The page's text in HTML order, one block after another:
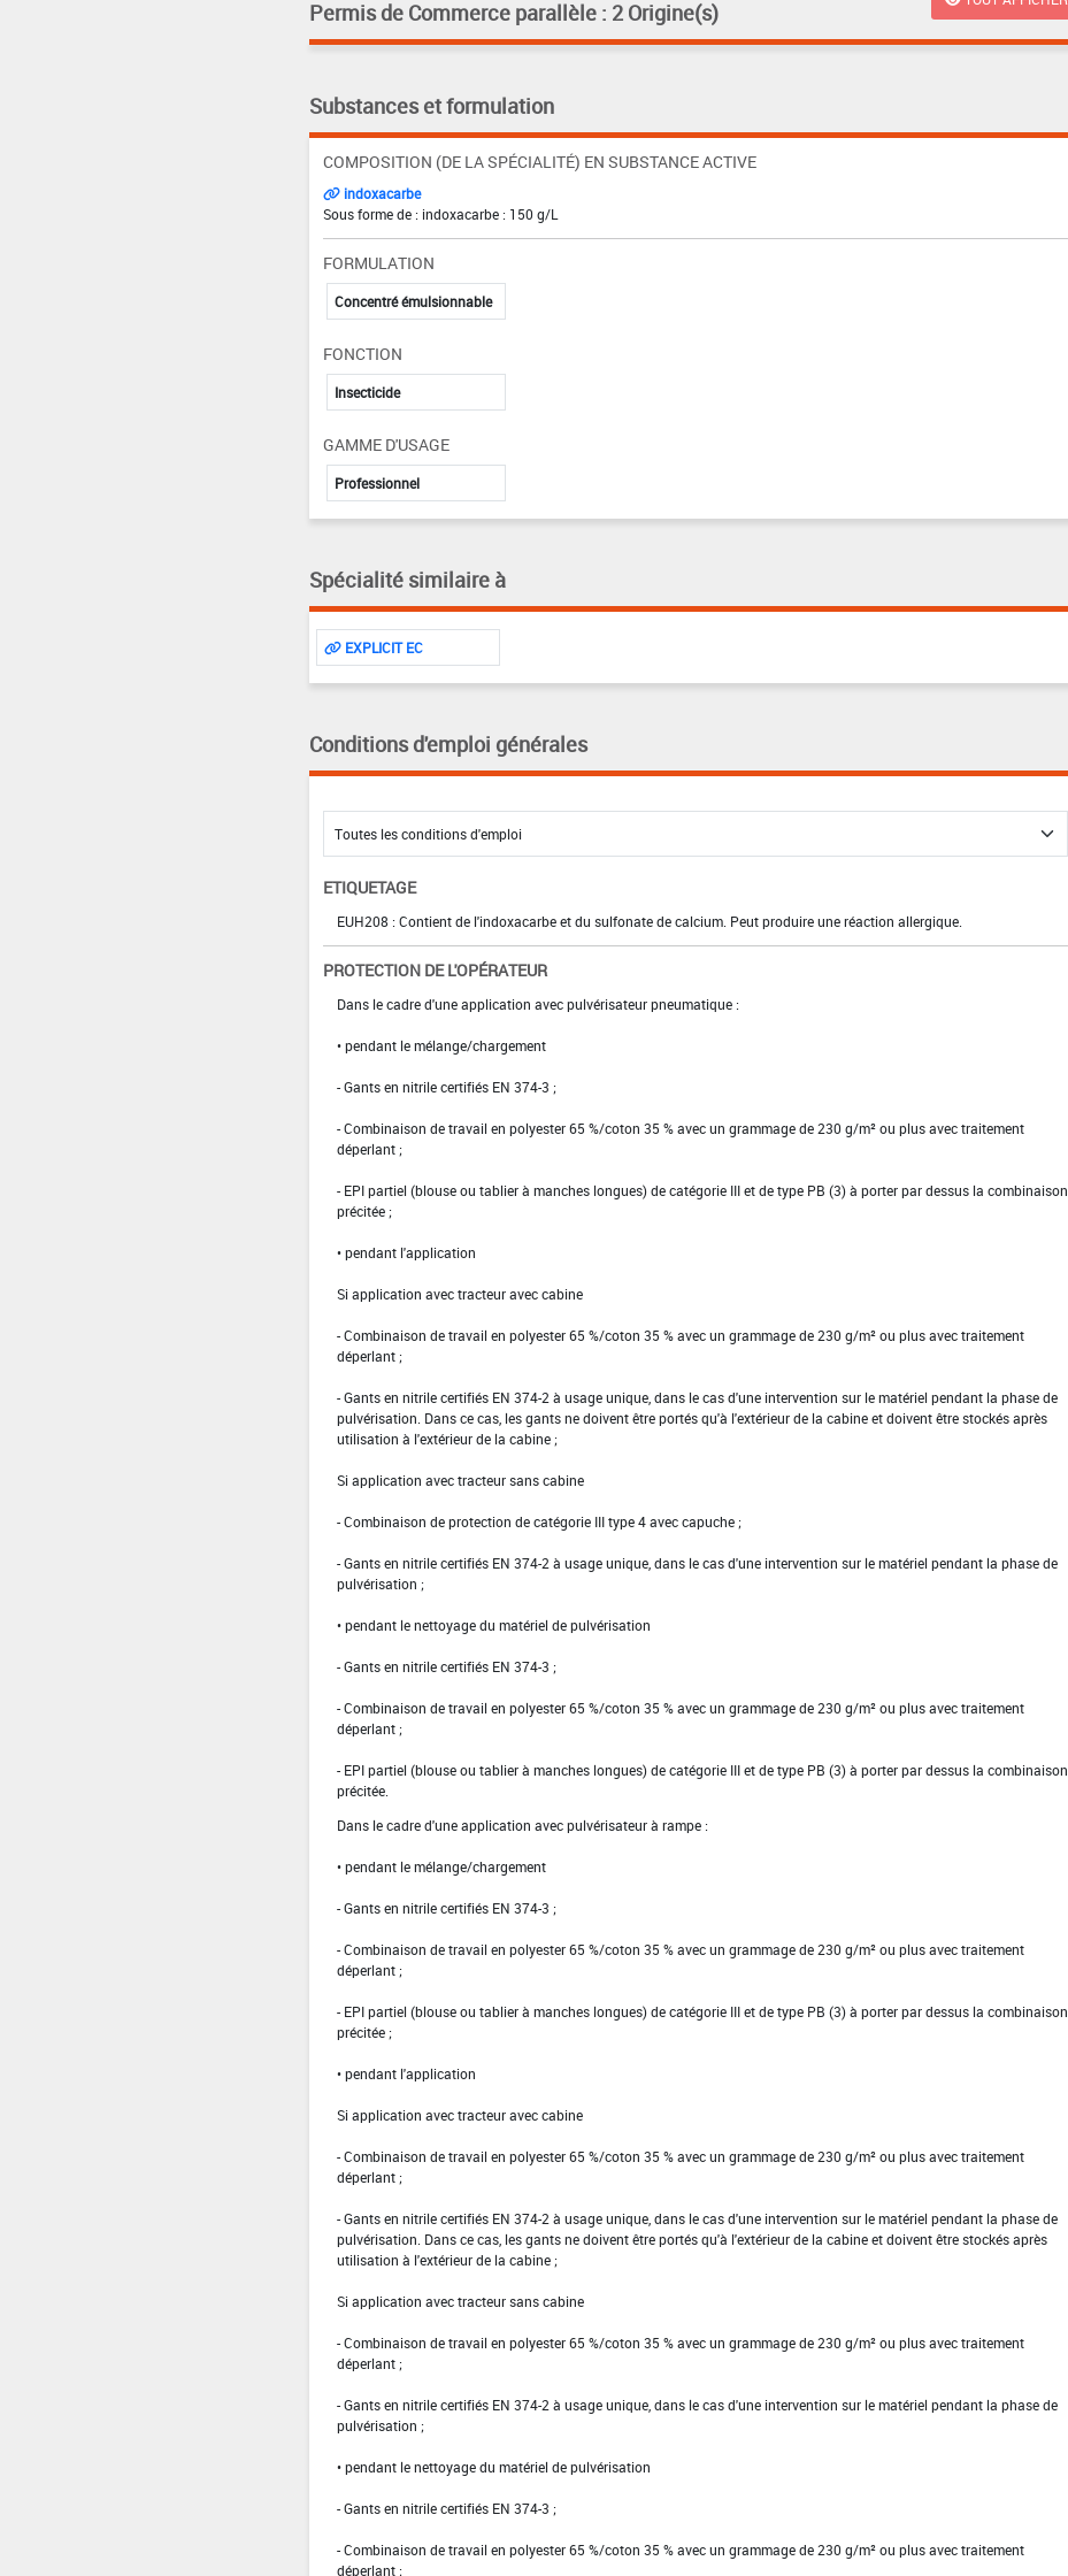
Permis de Commerce parallèle : 2 Origine(s)
Substances et formulation
COMPOSITION (DE LA SPÉCIALITÉ) EN SUBSTANCE ACTIVE
indoxacarbe
Sous forme de : indoxacarbe : 150 g/L
FORMULATION
Concentré émulsionnable
FONCTION
Insecticide
GAMME D'USAGE
Professionnel
Spécialité similaire à
EXPLICIT EC
Conditions d'emploi générales
ETIQUETAGE
EUH208 : Contient de l'indoxacarbe et du sulfonate de calcium. Peut produire une réaction allergique.
PROTECTION DE L'OPÉRATEUR
Dans le cadre d'une application avec pulvérisateur pneumatique :
• pendant le mélange/chargement
- Gants en nitrile certifiés EN 374-3 ;
- Combinaison de travail en polyester 65 %/coton 35 % avec un grammage de 230 g/m² ou plus avec traitement
déperlant ;
- EPI partiel (blouse ou tablier à manches longues) de catégorie III et de type PB (3) à porter par dessus la combinaison
précitée ;
• pendant l'application
Si application avec tracteur avec cabine
- Combinaison de travail en polyester 65 %/coton 35 % avec un grammage de 230 g/m² ou plus avec traitement
déperlant ;
- Gants en nitrile certifiés EN 374-2 à usage unique, dans le cas d'une intervention sur le matériel pendant la phase de
pulvérisation. Dans ce cas, les gants ne doivent être portés qu'à l'extérieur de la cabine et doivent être stockés après
utilisation à l'extérieur de la cabine ;
Si application avec tracteur sans cabine
- Combinaison de protection de catégorie III type 4 avec capuche ;
- Gants en nitrile certifiés EN 374-2 à usage unique, dans le cas d'une intervention sur le matériel pendant la phase de
pulvérisation ;
• pendant le nettoyage du matériel de pulvérisation
- Gants en nitrile certifiés EN 374-3 ;
- Combinaison de travail en polyester 65 %/coton 35 % avec un grammage de 230 g/m² ou plus avec traitement
déperlant ;
- EPI partiel (blouse ou tablier à manches longues) de catégorie III et de type PB (3) à porter par dessus la combinaison
précitée.
Dans le cadre d'une application avec pulvérisateur à rampe :
• pendant le mélange/chargement
- Gants en nitrile certifiés EN 374-3 ;
- Combinaison de travail en polyester 65 %/coton 35 % avec un grammage de 230 g/m² ou plus avec traitement
déperlant ;
- EPI partiel (blouse ou tablier à manches longues) de catégorie III et de type PB (3) à porter par dessus la combinaison
précitée ;
• pendant l'application
Si application avec tracteur avec cabine
- Combinaison de travail en polyester 65 %/coton 35 % avec un grammage de 230 g/m² ou plus avec traitement
déperlant ;
- Gants en nitrile certifiés EN 374-2 à usage unique, dans le cas d'une intervention sur le matériel pendant la phase de
pulvérisation. Dans ce cas, les gants ne doivent être portés qu'à l'extérieur de la cabine et doivent être stockés après
utilisation à l'extérieur de la cabine ;
Si application avec tracteur sans cabine
- Combinaison de travail en polyester 65 %/coton 35 % avec un grammage de 230 g/m² ou plus avec traitement
déperlant ;
- Gants en nitrile certifiés EN 374-2 à usage unique, dans le cas d'une intervention sur le matériel pendant la phase de
pulvérisation ;
• pendant le nettoyage du matériel de pulvérisation
- Gants en nitrile certifiés EN 374-3 ;
- Combinaison de travail en polyester 65 %/coton 35 % avec un grammage de 230 g/m² ou plus avec traitement
déperlant ;